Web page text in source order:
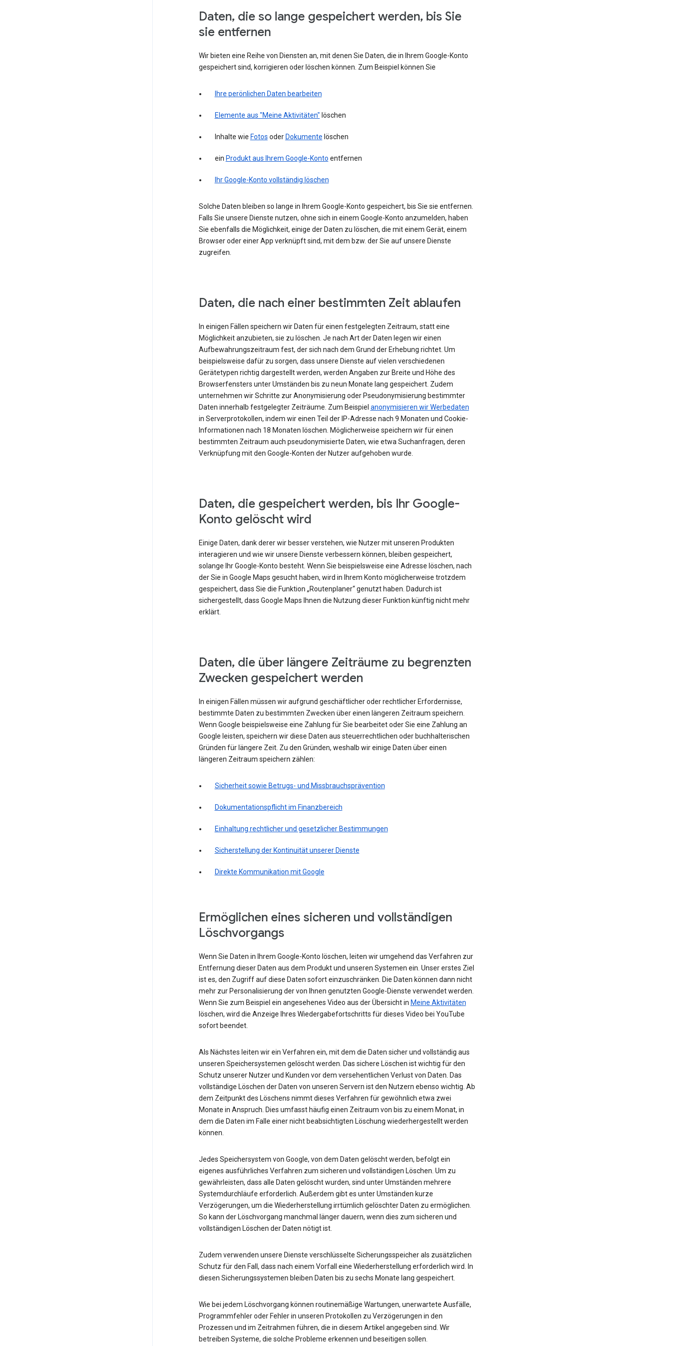
Daten, die so lange gespeichert werden, bis Sie
sie entfernen
Wir bieten eine Reihe von Diensten an, mit denen Sie Daten, die in Ihrem Google-Konto
gespeichert sind, korrigieren oder löschen können. Zum Beispiel können Sie
Ihre perönlichen Daten bearbeiten
Elemente aus "Meine Aktivitäten" löschen
Inhalte wie Fotos oder Dokumente löschen
ein Produkt aus Ihrem Google-Konto entfernen
Ihr Google-Konto vollständig löschen
Solche Daten bleiben so lange in Ihrem Google-Konto gespeichert, bis Sie sie entfernen.
Falls Sie unsere Dienste nutzen, ohne sich in einem Google-Konto anzumelden, haben
Sie ebenfalls die Möglichkeit, einige der Daten zu löschen, die mit einem Gerät, einem
Browser oder einer App verknüpft sind, mit dem bzw. der Sie auf unsere Dienste
zugreifen.
Daten, die nach einer bestimmten Zeit ablaufen
In einigen Fällen speichern wir Daten für einen festgelegten Zeitraum, statt eine
Möglichkeit anzubieten, sie zu löschen. Je nach Art der Daten legen wir einen
Aufbewahrungszeitraum fest, der sich nach dem Grund der Erhebung richtet. Um
beispielsweise dafür zu sorgen, dass unsere Dienste auf vielen verschiedenen
Gerätetypen richtig dargestellt werden, werden Angaben zur Breite und Höhe des
Browserfensters unter Umständen bis zu neun Monate lang gespeichert. Zudem
unternehmen wir Schritte zur Anonymisierung oder Pseudonymisierung bestimmter
Daten innerhalb festgelegter Zeiträume. Zum Beispiel anonymisieren wir Werbedaten
in Serverprotokollen, indem wir einen Teil der IP-Adresse nach 9 Monaten und Cookie-
Informationen nach 18 Monaten löschen. Möglicherweise speichern wir für einen
bestimmten Zeitraum auch pseudonymisierte Daten, wie etwa Suchanfragen, deren
Verknüpfung mit den Google-Konten der Nutzer aufgehoben wurde.
Daten, die gespeichert werden, bis Ihr Google-
Konto gelöscht wird
Einige Daten, dank derer wir besser verstehen, wie Nutzer mit unseren Produkten
interagieren und wie wir unsere Dienste verbessern können, bleiben gespeichert,
solange Ihr Google-Konto besteht. Wenn Sie beispielsweise eine Adresse löschen, nach
der Sie in Google Maps gesucht haben, wird in Ihrem Konto möglicherweise trotzdem
gespeichert, dass Sie die Funktion „Routenplaner“ genutzt haben. Dadurch ist
sichergestellt, dass Google Maps Ihnen die Nutzung dieser Funktion künftig nicht mehr
erklärt.
Daten, die über längere Zeiträume zu begrenzten
Zwecken gespeichert werden
In einigen Fällen müssen wir aufgrund geschäftlicher oder rechtlicher Erfordernisse,
bestimmte Daten zu bestimmten Zwecken über einen längeren Zeitraum speichern.
Wenn Google beispielsweise eine Zahlung für Sie bearbeitet oder Sie eine Zahlung an
Google leisten, speichern wir diese Daten aus steuerrechtlichen oder buchhalterischen
Gründen für längere Zeit. Zu den Gründen, weshalb wir einige Daten über einen
längeren Zeitraum speichern zählen:
Sicherheit sowie Betrugs- und Missbrauchsprävention
Dokumentationspflicht im Finanzbereich
Einhaltung rechtlicher und gesetzlicher Bestimmungen
Sicherstellung der Kontinuität unserer Dienste
Direkte Kommunikation mit Google
Ermöglichen eines sicheren und vollständigen
Löschvorgangs
Wenn Sie Daten in Ihrem Google-Konto löschen, leiten wir umgehend das Verfahren zur
Entfernung dieser Daten aus dem Produkt und unseren Systemen ein. Unser erstes Ziel
ist es, den Zugriff auf diese Daten sofort einzuschränken. Die Daten können dann nicht
mehr zur Personalisierung der von Ihnen genutzten Google-Dienste verwendet werden.
Wenn Sie zum Beispiel ein angesehenes Video aus der Übersicht in Meine Aktivitäten
löschen, wird die Anzeige Ihres Wiedergabefortschritts für dieses Video bei YouTube
sofort beendet.
Als Nächstes leiten wir ein Verfahren ein, mit dem die Daten sicher und vollständig aus
unseren Speichersystemen gelöscht werden. Das sichere Löschen ist wichtig für den
Schutz unserer Nutzer und Kunden vor dem versehentlichen Verlust von Daten. Das
vollständige Löschen der Daten von unseren Servern ist den Nutzern ebenso wichtig. Ab
dem Zeitpunkt des Löschens nimmt dieses Verfahren für gewöhnlich etwa zwei
Monate in Anspruch. Dies umfasst häufig einen Zeitraum von bis zu einem Monat, in
dem die Daten im Falle einer nicht beabsichtigten Löschung wiederhergestellt werden
können.
Jedes Speichersystem von Google, von dem Daten gelöscht werden, befolgt ein
eigenes ausführliches Verfahren zum sicheren und vollständigen Löschen. Um zu
gewährleisten, dass alle Daten gelöscht wurden, sind unter Umständen mehrere
Systemdurchläufe erforderlich. Außerdem gibt es unter Umständen kurze
Verzögerungen, um die Wiederherstellung irrtümlich gelöschter Daten zu ermöglichen.
So kann der Löschvorgang manchmal länger dauern, wenn dies zum sicheren und
vollständigen Löschen der Daten nötigt ist.
Zudem verwenden unsere Dienste verschlüsselte Sicherungsspeicher als zusätzlichen
Schutz für den Fall, dass nach einem Vorfall eine Wiederherstellung erforderlich wird. In
diesen Sicherungssystemen bleiben Daten bis zu sechs Monate lang gespeichert.
Wie bei jedem Löschvorgang können routinemäßige Wartungen, unerwartete Ausfälle,
Programmfehler oder Fehler in unseren Protokollen zu Verzögerungen in den
Prozessen und im Zeitrahmen führen, die in diesem Artikel angegeben sind. Wir
betreiben Systeme, die solche Probleme erkennen und beseitigen sollen.